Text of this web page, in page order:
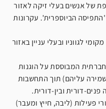
של אנשים בעלי זיקה לאזור
'התפיסה הביוספרית'. עקרונות
לגווניו ובעלי עניין באזור
המבוססת על הוגנות
עליהם) תוך התחשבות
דורית ובין-דורית.
פעילות (ליבה, חייץ ומעבר)